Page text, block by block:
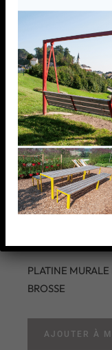
POUR D
BROSSE
PLATINE
BROSSE
AJOUTER À